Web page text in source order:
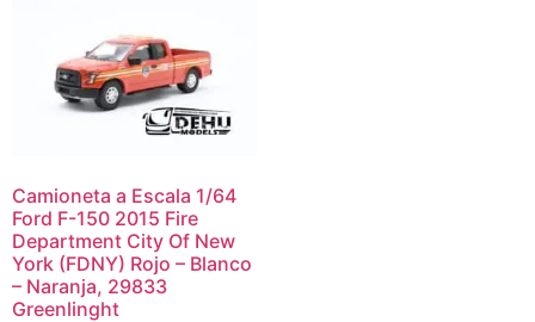
Camioneta a Escala 1/64
Ford F-150 2015 Fire
Department City Of New
York (FDNY) Rojo – Blanco
– Naranja, 29833
Greenlinght